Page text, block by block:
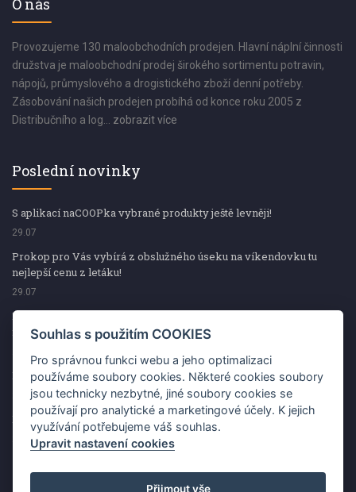
O nás
Provozujeme 130 maloobchodních prodejen. Hlavní náplní činnosti
družstva je maloobchodní prodej širokého sortimentu potravin,
nápojů, průmyslového a drogistického zboží denní potřeby.
Zásobování našich prodejen probíhá od konce roku 2005 z
Distribučního a log... zobrazit více
Poslední novinky
S aplikací naCOOPka vybrané produkty ještě levněji!
29.07
Prokop pro Vás vybírá z obslužného úseku na víkendovku tu
nejlepší cenu z letáku!
29.07
Prokop pro Vás vybírá z obslužného úseku na víkendovku tu
nejlepší cenu z letáku!
Kup špekáčky od Váhaly a vyhraj s naCOOPkou sekerku Fiskars
29.07
Prokop pro Vás vybírá na víkendovku ty nejlepší ceny z letáku!
29.07
Souhlas s použitím COOKIES
Pro správnou funkci webu a jeho optimalizaci
používáme soubory cookies. Některé cookies soubory
jsou technicky nezbytné, jiné soubory cookies se
používají pro analytické a marketingové účely. K jejich
využívání potřebujeme váš souhlas.
Upravit nastavení cookies
Přijmout vše